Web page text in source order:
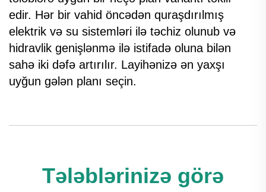
edir. Hər bir vahid öncədən quraşdırılmış
elektrik və su sistemləri ilə təchiz olunub və
hidravlik genişlənmə ilə istifadə oluna bilən
sahə iki dəfə artırılır. Layihənizə ən yaxşı
uyğun gələn planı seçin.
Tələblərinizə görə